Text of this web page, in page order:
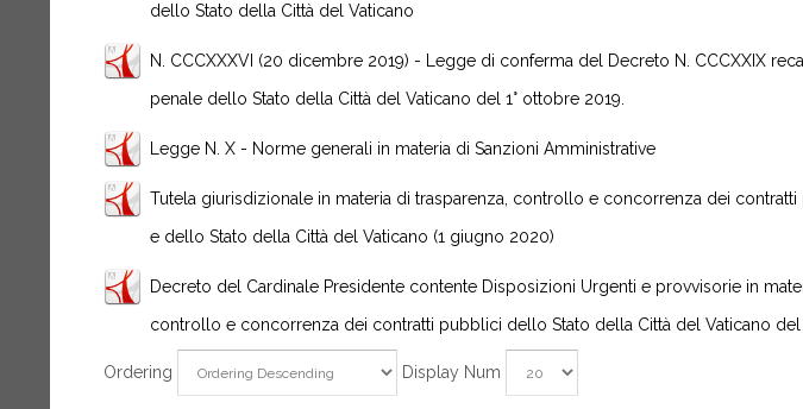
dello Stato della Città del Vaticano
N. CCCXXXVI (20 dicembre 2019) - Legge di conferma del Decreto N. CCCXXIX
penale dello Stato della Città del Vaticano del 1° ottobre 2019.
Legge N. X - Norme generali in materia di Sanzioni Amministrative
Tutela giurisdizionale in materia di trasparenza, controllo e concorrenza dei
e dello Stato della Città del Vaticano (1 giugno 2020)
Decreto del Cardinale Presidente contente Disposizioni Urgenti e provvisorie in
controllo e concorrenza dei contratti pubblici dello Stato della Città del Vaticano
Ordering Display Num